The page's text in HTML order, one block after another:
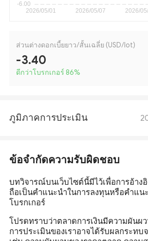
ส่วนต่างดอกเบี้ยยาว/สั้นเฉลี่ย (USD/lot)
-3.40
ดีกว่าโบรกเกอร์ 86%
ภูมิภาคการประเมิน
ข้อจำกัดความรับผิดชอบ
บทวิจารณ์บนเว็บไซต์นี้มีไว้เพื่อการอ้าง
ถือเป็นคำแนะนำในการลงทุนหรือคำแน
โบรกเกอร์
โปรดทราบว่าตลาดการเงินมีความผันผ
การประเมินของเราอาจได้รับผลกระทบ